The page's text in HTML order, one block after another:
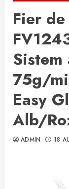
Fier
75g/
Easy
Alb/
ADMIN 18